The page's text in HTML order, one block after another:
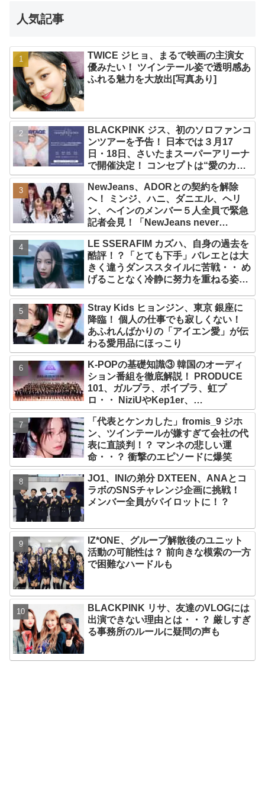
人気記事
TWICE ジヒョ、まるで映画の主演女
優みたい！ ツインテール姿で透明感あ
ふれる魅力を大放出[写真あり]
BLACKPINK ジス、初のソロファンコ
ンツアーを予告！ 日本では３月17
日・18日、さいたまスーパーアリーナ
で開催決定！ コンセプトは“愛のカケ
ラ”！？ 14日には新アルバム
『AMORTAGE』もリリース
NewJeans、ADORとの契約を解除
へ！ ミンジ、ハニ、ダニエル、ヘリ
ン、ヘインのメンバー５人全員で緊急
記者会見！「NewJeans never
dies!」と微笑みの宣言！ ADOR側、
2029年まで契約有効と主張
LE SSERAFIM カズハ、自身の過去を
酷評！？「とても下手」バレエとは大
きく違うダンススタイルに苦戦・・ め
げることなく冷静に努力を重ねる姿に
Stray Kids ヒョンジン、東京 銀座に
降臨！ 個人の仕事でも寂しくない！
あふれんばかりの「アイエン愛」が伝
わる愛用品にほっこり
K-POPの基礎知識③ 韓国のオーディ
ション番組を徹底解説！ PRODUCE
101、ガルプラ、ボイプラ、虹プ
ロ・・ NiziUやKep1er、
ZEROBASEONEら人気グループが
続々と誕生！ JO1やINI、ME:Iを生ん
だ日プまで一挙紹介
「代表とケンカした」fromis_9 ジホ
ン、ツインテールが嫌すぎて会社の代
表に直談判！？ マンネの悲しい運
命・・？ 衝撃のエピソードに爆笑
JO1、INIの弟分 DXTEEN、ANAとコ
ラボのSNSチャレンジ企画に挑戦！
メンバー全員がパイロットに！？
IZ*ONE、グループ解散後のユニット
活動の可能性は？ 前向きな模索の一方
で困難なハードルも
BLACKPINK リサ、友達のVLOGには
出演できない理由とは・・？ 厳しすぎ
る事務所のルールに疑問の声も